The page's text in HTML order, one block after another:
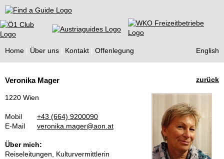
Find a Guide
Home Über uns Kontakt Offenlegung English
Guides
zurück
Veronika Mager
1220 Wien
Mobil
+43 (664) 9200090
E-Mail
veronika.mager@aon.at
Über mich:
Reiseleitungen, Kulturvermittlerin